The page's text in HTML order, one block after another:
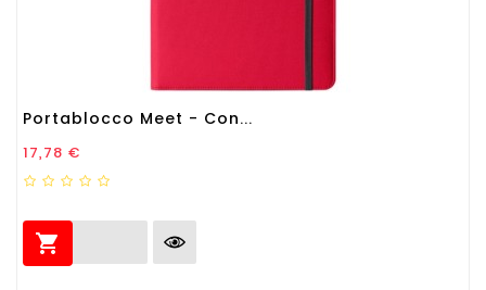
Portablocco Meet - Con...
Prezzo
17,78 €
